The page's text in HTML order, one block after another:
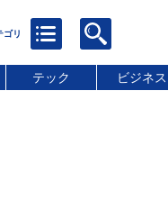
テック ビジネス